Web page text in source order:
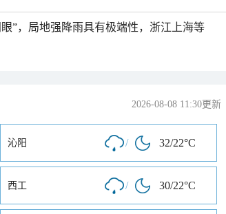
”，局地强降雨具有极端性，浙江上海等
2026-08-08 11:30更新
沁阳 / 32/22°C
西工 / 30/22°C